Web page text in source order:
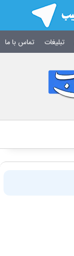
تبلیغات تماس با ما